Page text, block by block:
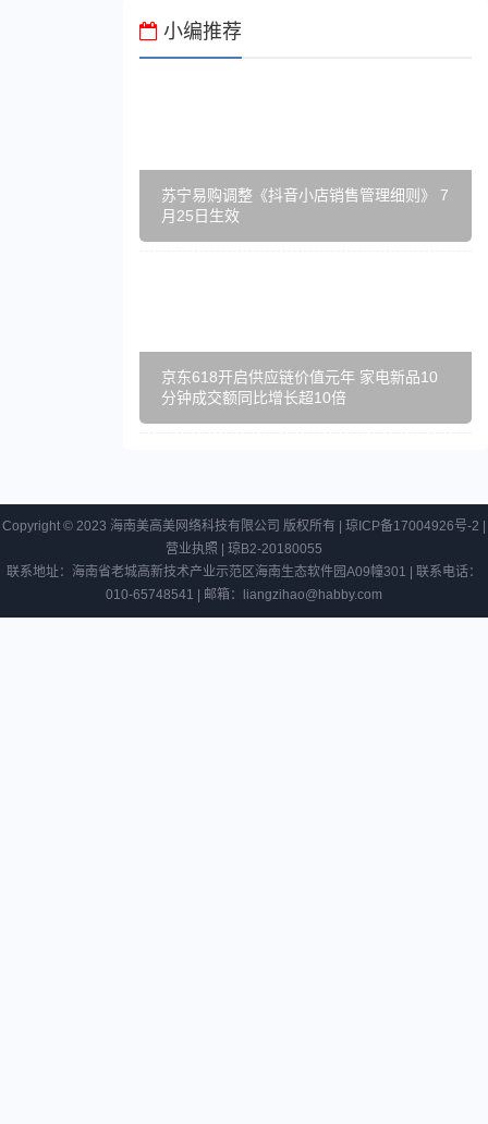
小编推荐
苏宁易购调整《抖音小店销售管理细则》 7
月25日生效
京东618开启供应链价值元年 家电新品10
分钟成交额同比增长超10倍
Copyright © 2023 海南美高美网络科技有限公司 版权所有 | 琼ICP备17004926号-2 |
营业执照 | 琼B2-20180055
联系地址：海南省老城高新技术产业示范区海南生态软件园A09幢301 | 联系电话：
010-65748541 | 邮箱：liangzihao@habby.com